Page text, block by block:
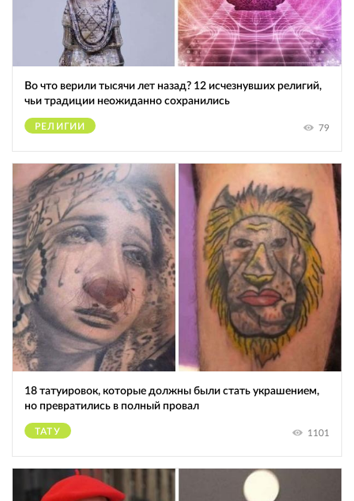
Во что верили тысячи лет назад? 12 исчезнувших религий,
чьи традиции неожиданно сохранились
РЕЛИГИИ 79
18 татуировок, которые должны были стать украшением,
но превратились в полный провал
ТАТУ 1101